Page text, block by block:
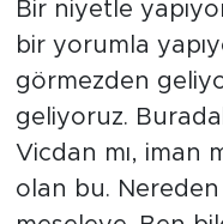
Bir niyetle
bir yorumla
görmezden
geliyoruz.
Vicdan mı, iman
olan bu. Nereden